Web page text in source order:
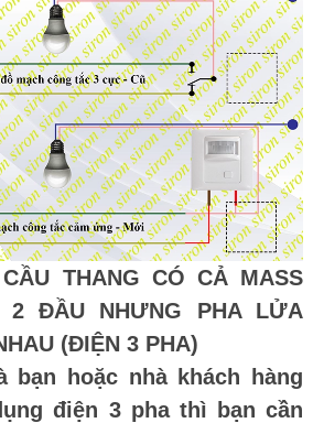
THANG CÓ CẢ MASS
ĐẦU NHƯNG PHA LỬA
(ĐIỆN 3 PHA)
bạn hoặc nhà khách hàng
điện 3 pha thì bạn cần